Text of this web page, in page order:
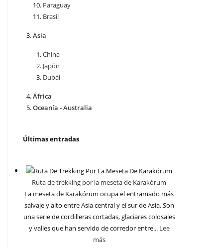
Paraguay
Brasil
Asia
China
Japón
Dubái
África
Oceanía - Australia
Últimas entradas
Ruta de trekking por la meseta de Karakórum
La meseta de Karakórum ocupa el entramado más
salvaje y alto entre Asia central y el sur de Asia. Son
una serie de cordilleras cortadas, glaciares colosales
y valles que han servido de corredor entre... Lee
más